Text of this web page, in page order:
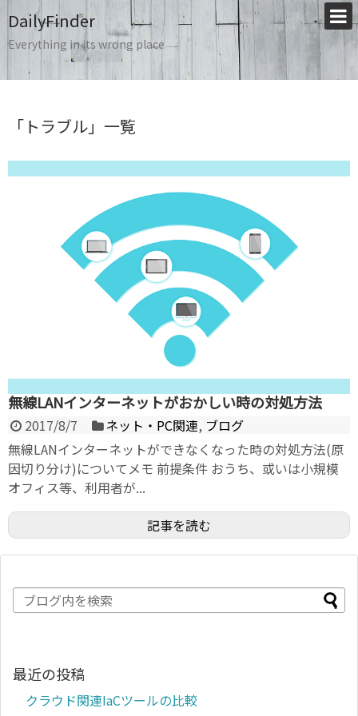
DailyFinder
Everything in its wrong place
「 トラブル」 一覧
無線LANインターネットがおかしい時の対処方法
2017/8/7 ネット・PC関連, ブログ
無線LANインターネットができなくなった時の対処方法(原
因切り分け)についてメモ 前提条件 おうち、或いは小規模
オフィス等、利用者が...
記事を読む
最近の投稿
クラウド関連IaCツールの比較